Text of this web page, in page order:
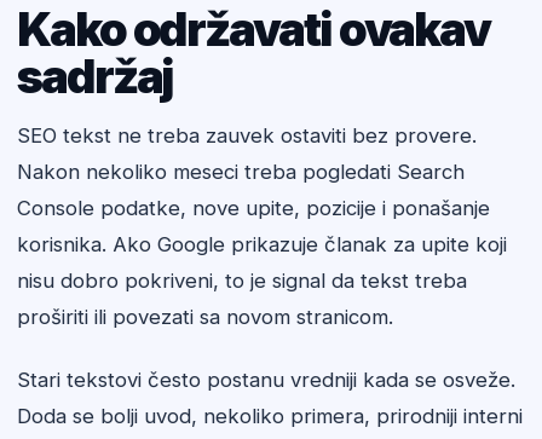
Kako održavati ovakav
sadržaj
SEO tekst ne treba zauvek ostaviti bez provere.
Nakon nekoliko meseci treba pogledati Search
Console podatke, nove upite, pozicije i ponašanje
korisnika. Ako Google prikazuje članak za upite koji
nisu dobro pokriveni, to je signal da tekst treba
proširiti ili povezati sa novom stranicom.
Stari tekstovi često postanu vredniji kada se osveže.
Doda se bolji uvod, nekoliko primera, prirodniji interni